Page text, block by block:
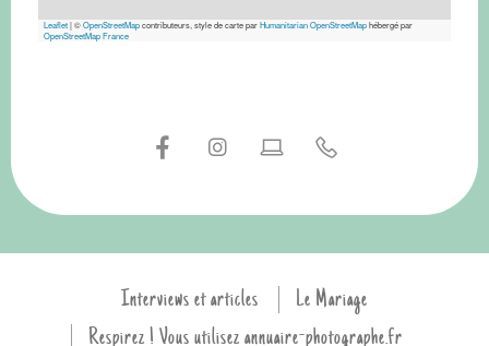
Leaflet|©OpenStreetMapcontributeurs, style de carte parHumanitarian OpenStreetMaphébergé par
OpenStreetMap France
Interviews et articles
Le Mariage
Respirez ! Vous utilisez annuaire-photographe.fr